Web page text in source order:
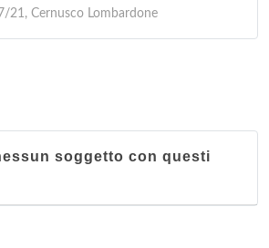
21, Cernusco Lombardone
soggetto con questi